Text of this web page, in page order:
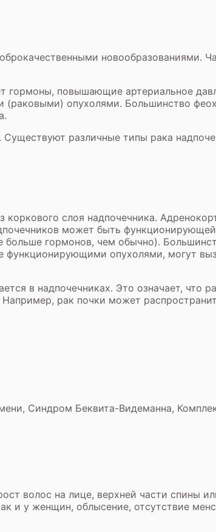
новообразованиями.
гормоны, повышающие артериальное
опухолями. Большинство
Существуют различные типы рака
слоя надпочечника.
может быть
гормонов, чем обычно).
функционирующими опухолями, могут
в надпочечниках. Это означает, что
рак почки может
Синдром Беквита-Видеманна,
волос на лице, верхней части спины
и у женщин, облысение, отсутствие